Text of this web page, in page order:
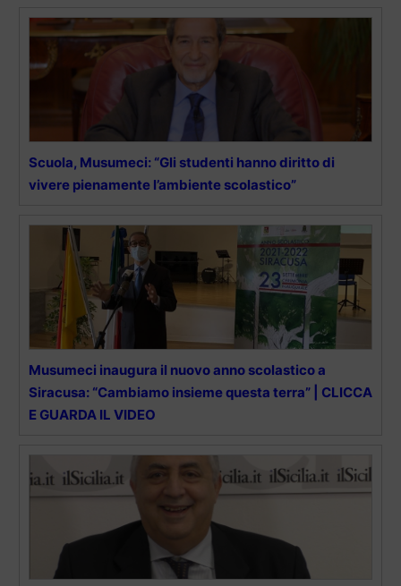
Scuola, Musumeci: “Gli studenti hanno diritto di
vivere pienamente l’ambiente scolastico”
Musumeci inaugura il nuovo anno scolastico a
Siracusa: “Cambiamo insieme questa terra” | CLICCA
E GUARDA IL VIDEO